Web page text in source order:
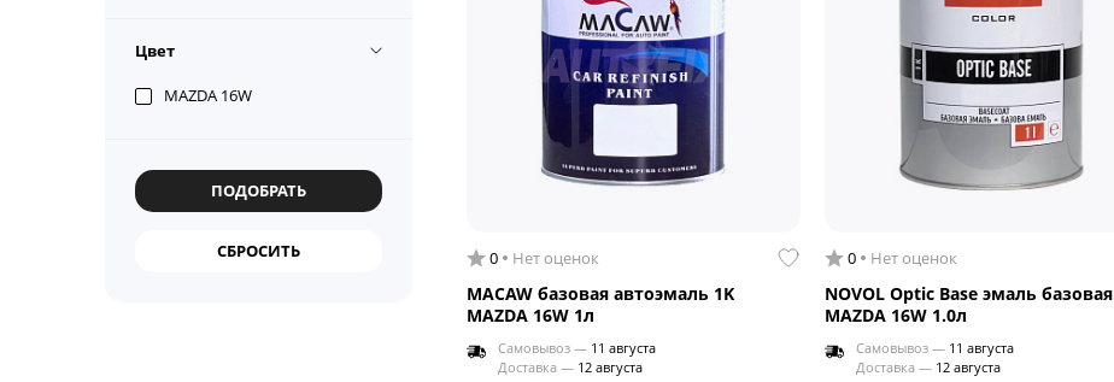
Цвет
MAZDA 16W
0 Нет оценок
MACAW базовая автоэмаль 1K
MAZDA 16W 1л
Самовывоз — 11 августа
Доставка — 12 августа
0 Нет оценок
NOVOL Optic Base эмаль базовая
MAZDA 16W 1.0л
Самовывоз — 11 августа
Доставка — 12 августа